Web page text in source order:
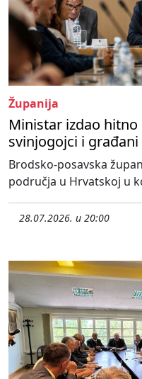
Županija
Ministar izdao
svinjogojci i
Brodsko-posavska
područja u Hrvatskoj u
28.07.2026. u 20:00